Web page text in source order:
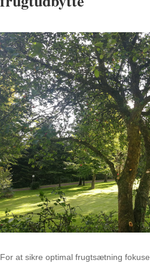
For at sikre optimal frugtsætning